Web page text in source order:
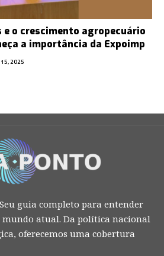
e o crescimento agropecuário
a importância da Expoimp
15, 2025
guia completo para entender
mundo atual. Da política nacional
oferecemos uma cobertura